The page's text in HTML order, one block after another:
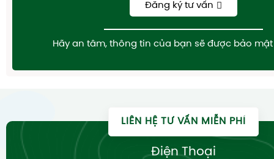
Đăng ký tư vấn
Hãy an tâm, thông tin của bạn sẽ được bảo
LIÊN HỆ TƯ VẤN MIỄN PHÍ
Điện Thoại